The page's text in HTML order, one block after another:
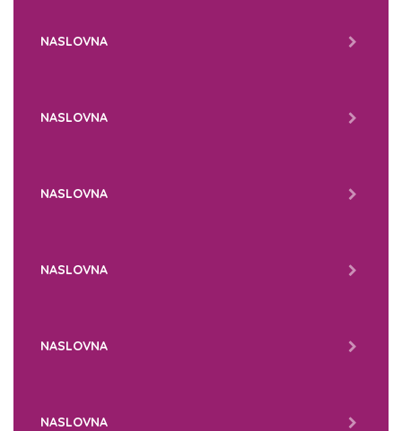
NASLOVNA
NASLOVNA
NASLOVNA
NASLOVNA
NASLOVNA
NASLOVNA